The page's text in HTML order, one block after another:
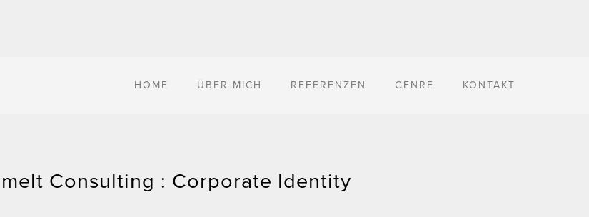
HOME ÜBER MICH REFERENZEN GENRE KONTAKT
Consulting : Corporate Identity